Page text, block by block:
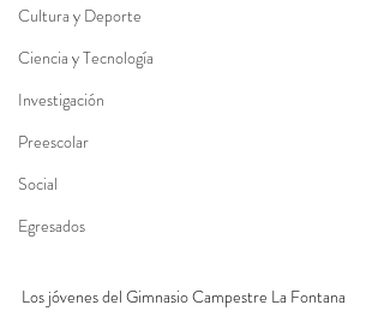
Cultura y Deporte
Ciencia y Tecnología
Investigación
Preescolar
Social
Egresados
Los jóvenes del Gimnasio Campestre La Fontana